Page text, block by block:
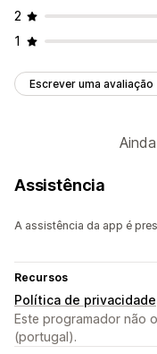
2
1
Escrever uma avaliação
Assistência
A assistência da app é
Recursos
Política de privacidade
Este programador não
(portugal).